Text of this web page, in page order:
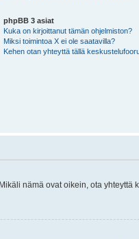
phpBB 3 asiat
Kuka on kirjoittanut tämän ohjelmiston?
Miksi toimintoa X ei ole saatavilla?
Kehen otan yhteyttä tällä
nämä ovat oikein, ota